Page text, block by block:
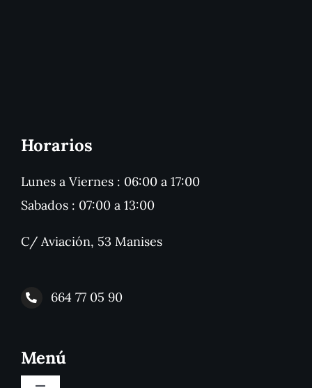
Horarios
Lunes a Viernes : 06:00 a 17:00
Sabados : 07:00 a 13:00
C/ Aviación, 53 Manises
664 77 05 90
Menú